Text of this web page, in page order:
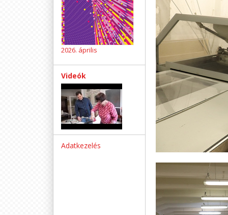
2026. április
Videók
Adatkezelés